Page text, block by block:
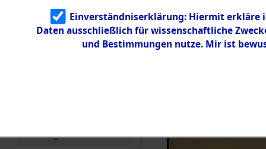
Identifizierun
g
5.3.3
Todesmärsch
e
Einverständniserklärung: Hiermit erkläre
Daten ausschließlich für wissenschaftliche
und Bestimmungen nutze. Mir ist